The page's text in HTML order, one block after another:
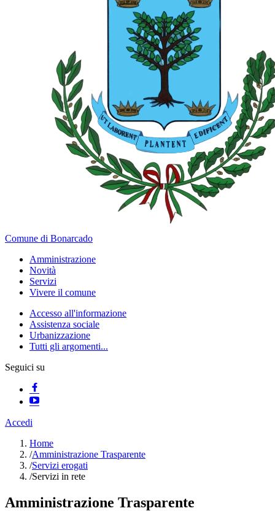
Comune di Bonarcado
Amministrazione
Novità
Servizi
Vivere il comune
Accesso all'informazione
Assistenza sociale
Urbanizzazione
Tutti gli argomenti...
Seguici su
Accedi
Home
/Amministrazione Trasparente
/Servizi erogati
/Servizi in rete
Amministrazione Trasparente